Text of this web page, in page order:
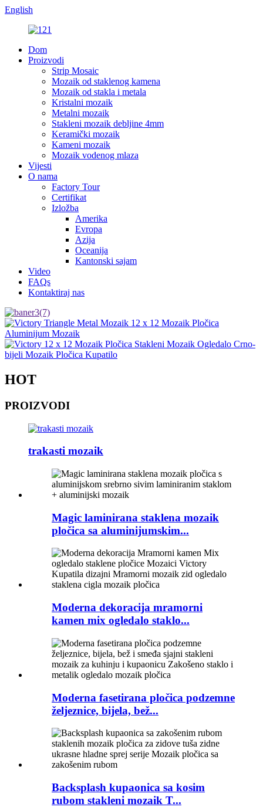
English
Dom
Proizvodi
Strip Mosaic
Mozaik od staklenog kamena
Mozaik od stakla i metala
Kristalni mozaik
Metalni mozaik
Stakleni mozaik debljine 4mm
Keramički mozaik
Kameni mozaik
Mozaik vodenog mlaza
Vijesti
O nama
Factory Tour
Certifikat
Izložba
Amerika
Evropa
Azija
Oceanija
Kantonski sajam
Video
FAQs
Kontaktiraj nas
HOT
PROIZVODI
trakasti mozaik
Magic laminirana staklena mozaik
pločica sa aluminijumskim...
Moderna dekoracija mramorni
kamen mix ogledalo staklo...
Moderna fasetirana pločica podzemne
željeznice, bijela, bež...
Backsplash kupaonica sa kosim
rubom stakleni mozaik T...